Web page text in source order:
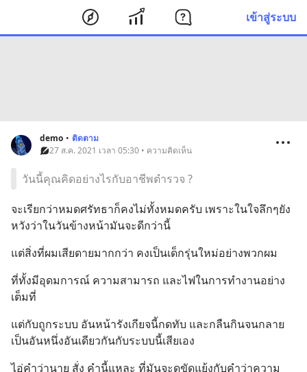
เข้าสู่ระบบ
demo • ติดตาม
27 ส.ค. 2021 เวลา 05:30 • ความคิดเห็น
วันนี้คุณคิดอย่างไรกับอาชีพตำรวจ ?
จะเรียกว่าหมดศรัทธาก็คงไม่ทั้งหมดครับ เพราะในใจลึกๆยัง
หวังว่าในวันข้างหน้ามันจะดีกว่านี้
แต่สิ่งที่ผมเสียดายมากกว่า คงเป็นเด็กรุ่นใหม่อย่างพวกผม
ที่ทั้งมีอุดมการณ์ ความสามารถ และไฟในการทำงานอย่าง
เต็มที่
แต่กับถูกระบบ อันหน้ารังเกียจนี้กดทับ และกลืนกินจนกลาย
เป็นอันหนึ่งอันเดียวกันกับระบบนี้เสียเอง
ไอ่คำว่านาย สั่ง คำนี้แหละ ที่มันจะดูขัดแย้งกับคำว่าความ